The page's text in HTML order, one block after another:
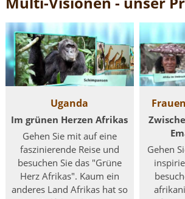
Uganda
Im grünen Herzen Afrikas
Gehen Sie mit auf eine
faszinierende Reise und
besuchen Sie das "Grüne
Herz Afrikas". Kaum ein
anderes Land Afrikas hat so
Gehen